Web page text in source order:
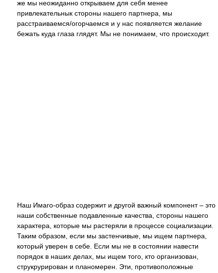
же мы неожиданно открываем для себя менее
привлекательнык стороны нашего партнера, мы
расстраиваемся/огорчаемся и у нас появляется желание
бежать куда глаза глядят. Мы не понимаем, что происходит.
Наш Имаго-образ содержит и другой важный компонент – это
наши собственные подавленные качества, стороны нашего
характера, которые мы растеряли в процессе социализации.
Таким образом, если мы застенчивые, мы ищем партнера,
который уверен в себе. Если мы не в состоянии навести
порядок в наших делах, мы ищем того, кто организован,
струкрурирован и планомерен. Эти, противоположные